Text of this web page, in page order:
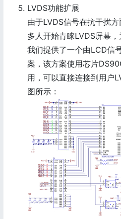
LVDS功能扩展
由于LVDS信号在抗干扰
多人开始青睐LVDS屏幕
我们提供了一个由LCD信
案，该方案使用芯片
用，可以直接连接到用户
图所示：